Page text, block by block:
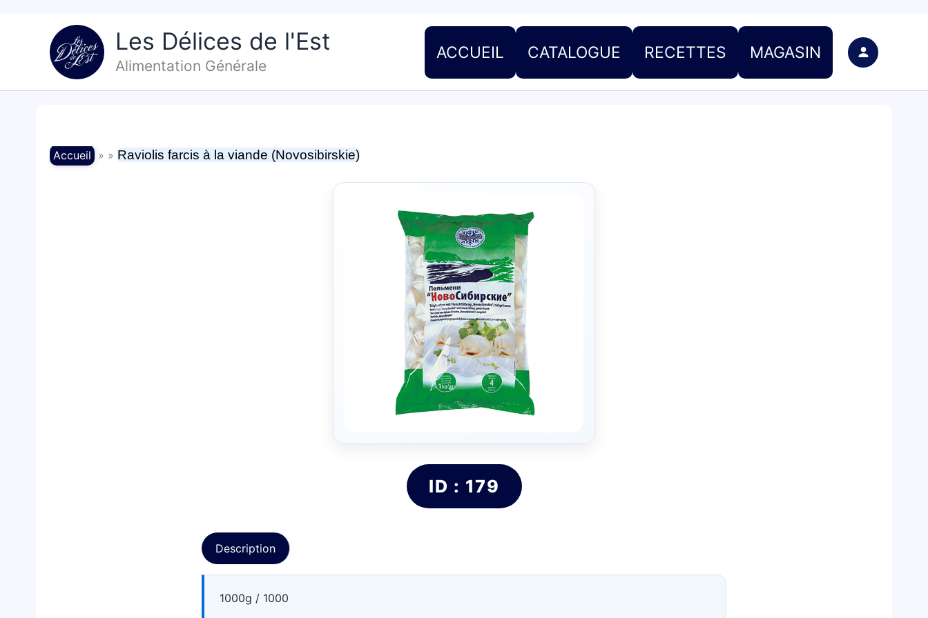
Les Délices de l'Est
Alimentation Générale
ACCUEIL CATALOGUE RECETTES MAGASIN
Accueil » » Raviolis farcis à la viande (Novosibirskie)
ID : 179
Description
1000g / 1000